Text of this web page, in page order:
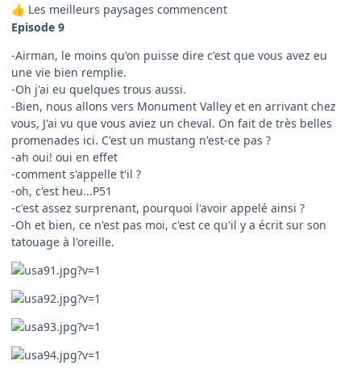
👍 Les meilleurs paysages commencent
Episode 9
-Airman, le moins qu'on puisse dire c'est que vous avez eu
une vie bien remplie.
-Oh j'ai eu quelques trous aussi.
-Bien, nous allons vers Monument Valley et en arrivant chez
vous, J'ai vu que vous aviez un cheval. On fait de très belles
promenades ici. C'est un mustang n'est-ce pas ?
-ah oui! oui en effet
-comment s'appelle t'il ?
-oh, c'est heu...P51
-c'est assez surprenant, pourquoi l'avoir appelé ainsi ?
-Oh et bien, ce n'est pas moi, c'est ce qu'il y a écrit sur son
tatouage à l'oreille.